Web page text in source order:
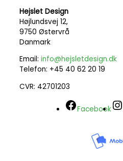
Hejslet Design
Højlundsvej 12,
9750 Østervrå
Danmark
Email: info@hejsletdesign.dk
Telefon: +45 40 62 20 19
CVR: 42701203
Facebook